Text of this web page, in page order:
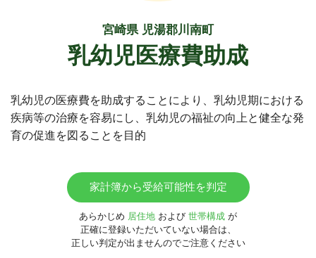
宮崎県 児湯郡川南町
乳幼児医療費助成
乳幼児の医療費を助成することにより、乳幼児期における
疾病等の治療を容易にし、乳幼児の福祉の向上と健全な発
育の促進を図ることを目的
家計簿から受給可能性を判定
あらかじめ 居住地 および 世帯構成 が
正確に登録いただいていない場合は、
正しい判定が出ませんのでご注意ください